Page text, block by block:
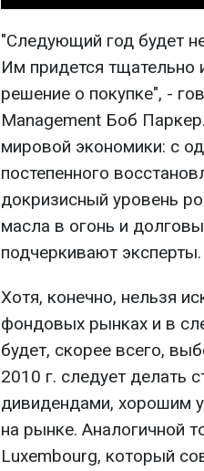
"Следующий год будет
Им придется тщательно
решение о покупке", -
Management Боб
мировой экономики: с
постепенного
докризисный уровень
масла в огонь и
подчеркивают эксперты.
Хотя, конечно, нельзя
фондовых рынках и в
будет, скорее всего,
2010 г. следует делать
дивидендами, хорошим
на рынке. Аналогичной
Luxembourg, который